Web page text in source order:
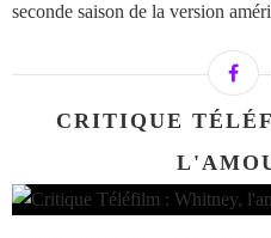
seconde saison de la version
CRITIQUE